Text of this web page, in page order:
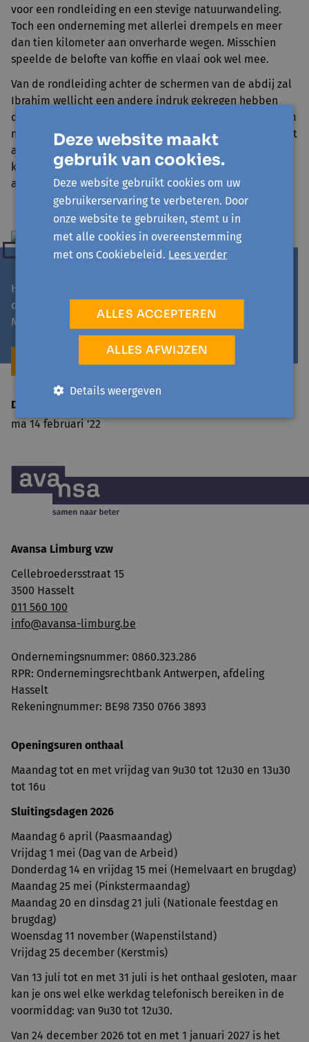
voor een rondleiding en een stevige natuurwandeling.
Toch een onderneming met allerlei drempels en meer
dan tien kilometer aan onverharde wegen. Misschien
speelde de belofte van koffie en vlaai ook wel mee.
Van de rondleiding achter de schermen van de abdij zal
Ibrahim wellicht een andere indruk gekregen hebben
dan de rest van de groep. Maar dat maakte het voor hem
niet minder boeiend. De natuurwandeling deed hem, net
als iedereen, zichtbaar deugd. Onder de stralende zon
konden we met al onze zintuigen merken dat de lente in
aantocht is.
Heb je zin om samen met Ibrahim een stap of trap in
de wereld te zetten? Neem dan contact op met
Michiel Bijlemans.
MICHIEL BIJLEMANS
Datum bericht
ma 14 februari '22
Avansa Limburg vzw
Cellebroedersstraat 15
3500 Hasselt
011 560 100
info@avansa-limburg.be
Ondernemingsnummer: ​0860.323.286
RPR: Ondernemingsrechtbank Antwerpen, afdeling
Hasselt
Rekeningnummer: BE98 7350 0766 3893
Openingsuren onthaal
Maandag tot en met vrijdag van 9u30 tot 12u30 en 13u30
tot 16u
Sluitingsdagen 2026
Maandag 6 april (Paasmaandag)
Vrijdag 1 mei (Dag van de Arbeid)
Donderdag 14 en vrijdag 15 mei (Hemelvaart en brugdag)
Maandag 25 mei (Pinkstermaandag)
Maandag 20 en dinsdag 21 juli (Nationale feestdag en
brugdag)
Woensdag 11 november (Wapenstilstand)
Vrijdag 25 december (Kerstmis)
Van 13 juli tot en met 31 juli is het onthaal gesloten, maar
kan je ons wel elke werkdag telefonisch bereiken in de
voormiddag: van 9u30 tot 12u30.
Van 24 december 2026 tot en met 1 januari 2027 is het
Deze website maakt
gebruik van cookies.
Deze website gebruikt cookies om uw
gebruikerservaring te verbeteren. Door
onze website te gebruiken, stemt u in
met alle cookies in overeenstemming
met ons Cookiebeleid. Lees verder
ALLES ACCEPTEREN
ALLES AFWIJZEN
Details weergeven